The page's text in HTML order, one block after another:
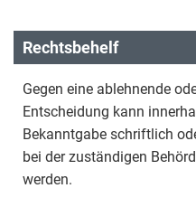
Rechtsbehelf
Gegen eine ablehnende
Entscheidung kann
Bekanntgabe schriftlich
bei der zuständigen
werden.